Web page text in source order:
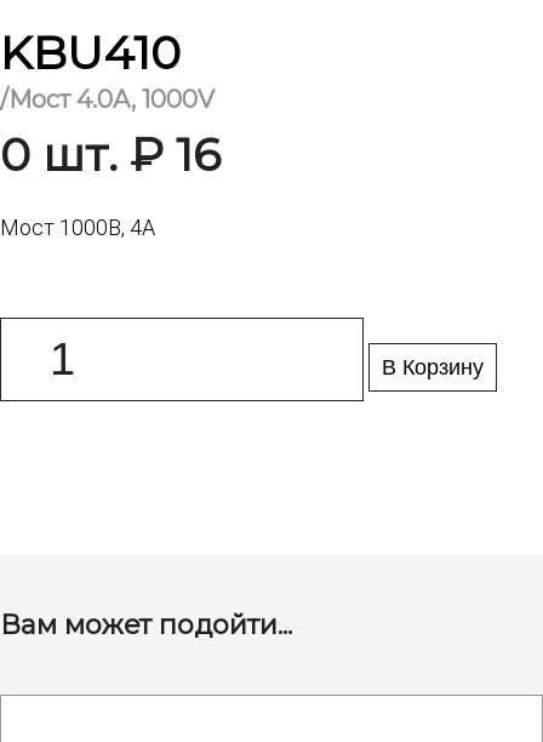
KBU410
/Мост 4.0A, 1000V
0 шт. ₽ 16
Мост 1000В, 4A
В Корзину
Вам может подойти...